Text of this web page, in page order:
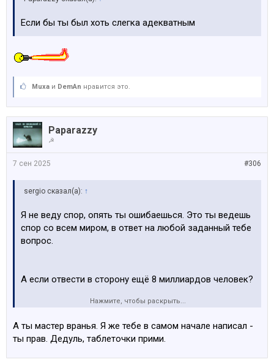
Если бы ты был хоть слегка адекватным
Muxa и DemAn нравится это.
Paparazzy
☭
#306
7 сен 2025
sergio сказал(а): ↑
Я не веду спор, опять ты ошибаешься. Это ты ведешь
спор со всем миром, в ответ на любой заданный тебе
вопрос.
А если отвести в сторону ещё 8 миллиардов человек?
единственное, что у тебя осталось.
Нажмите, чтобы раскрыть...
А ты мастер вранья. Я же тебе в самом начале написал -
ты прав. Дедуль, таблеточки прими.